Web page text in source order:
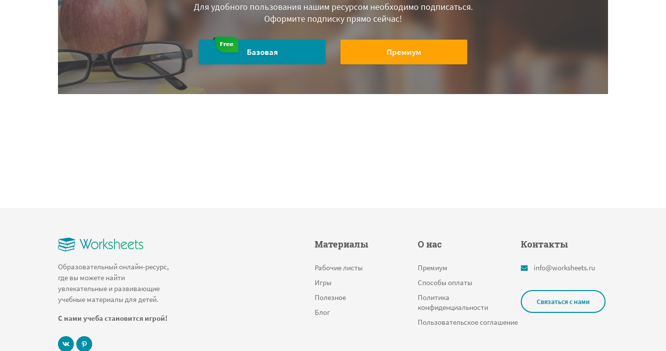
Для удобного пользования нашим ресурсом необходимо подписаться.
Оформите подписку прямо сейчас!
Базовая Премиум
Образовательный онлайн-ресурс,
где вы можете найти
увлекательные и развивающие
учебные материалы для детей.
С нами учеба становится игрой!
Материалы
Рабочие листы
Игры
Полезное
Блог
О нас
Премиум
Способы оплаты
Политика
конфиденциальности
Пользовательское соглашение
Контакты
info@worksheets.ru
Связаться с нами